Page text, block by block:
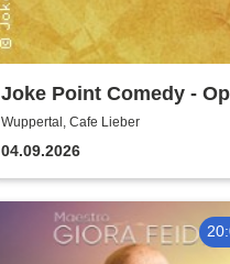
Joke Point Comedy -
Mic | Cafe Lieber
Wuppertal, Cafe Lieber
04.09.2026